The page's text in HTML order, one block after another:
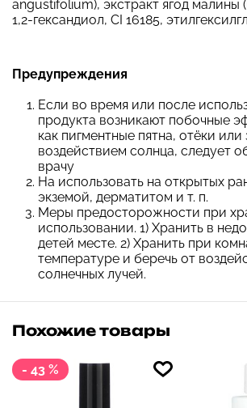
angustifolium), экстракт ягод малины
1,2-гександиол, CI 16185,
Предупреждения
Если во время или после
продукта возникают побочные
как пигментные пятна, отёки
воздействием солнца, следует
врачу
На использовать на открытых
экземой, дерматитом и т. п.
Меры предосторожности при
использовании. 1) Хранить в
детей месте. 2) Хранить при
температуре и беречь от
солнечных лучей.
Похожие товары
- 43 %